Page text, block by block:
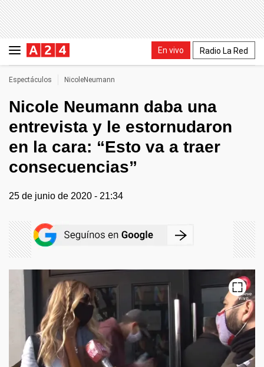
En vivo Radio La Red
Espectáculos NicoleNeumann
Nicole Neumann daba una
entrevista y le estornudaron
en la cara: “Esto va a traer
consecuencias”
25 de junio de 2020 - 21:34